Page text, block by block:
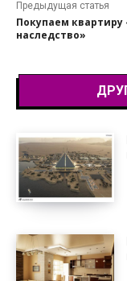
Предыдущая статья
Покупаем квартиру
наследство»